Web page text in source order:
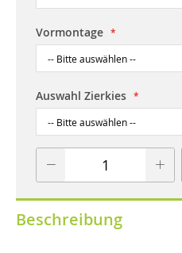
Vormontage
Auswahl Zierkies
Beschreibung